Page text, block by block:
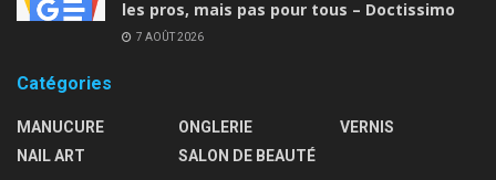
les pros, mais pas pour tous – Doctissimo
7 AOÛT 2026
Catégories
MANUCURE
NAIL ART
ONGLERIE
SALON DE BEAUTÉ
VERNIS